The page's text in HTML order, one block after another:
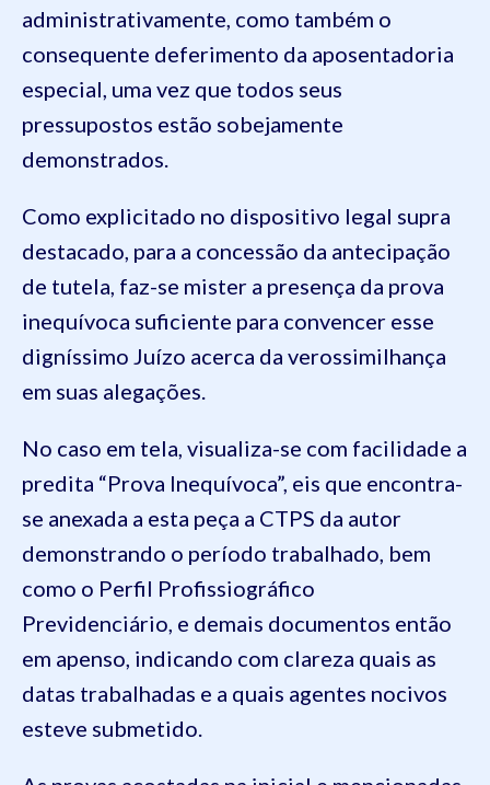
administrativamente, como também o
consequente deferimento da aposentadoria
especial, uma vez que todos seus
pressupostos estão sobejamente
demonstrados.
Como explicitado no dispositivo legal supra
destacado, para a concessão da antecipação
de tutela, faz-se mister a presença da prova
inequívoca suficiente para convencer esse
digníssimo Juízo acerca da verossimilhança
em suas alegações.
No caso em tela, visualiza-se com facilidade a
predita “Prova Inequívoca”, eis que encontra-
se anexada a esta peça a CTPS da autor
demonstrando o período trabalhado, bem
como o Perfil Profissiográfico
Previdenciário, e demais documentos então
em apenso, indicando com clareza quais as
datas trabalhadas e a quais agentes nocivos
esteve submetido.